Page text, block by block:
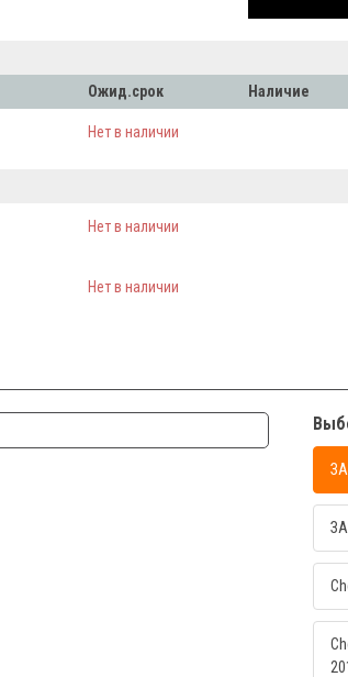
Ожид.срок Наличие
Нет в наличии
Нет в наличии
Нет в наличии